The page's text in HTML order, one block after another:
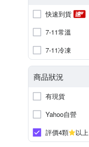
快速到貨
7-11常溫
7-11冷凍
商品狀況
有現貨
Yahoo自營
評價4顆
以上